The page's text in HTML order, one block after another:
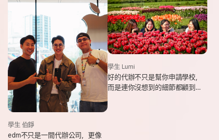
學生 伯錚
edm不只是一間代辦公司，更像
學生 Lumi
好的代辦不只是幫你申請學校，
而是連你沒想到的細節都顧到